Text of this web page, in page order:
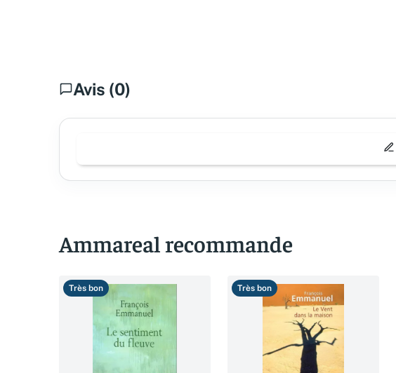
Avis (0)
Ammareal recommande
Très bon Très bon